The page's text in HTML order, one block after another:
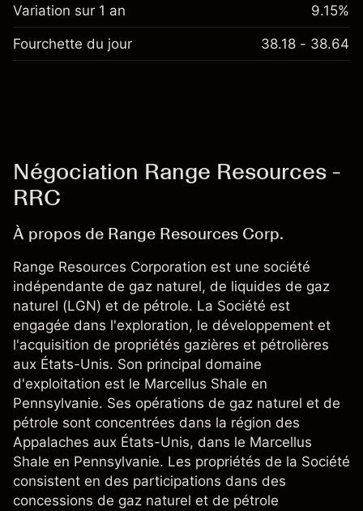
Variation sur 1 an 9.15%
Fourchette du jour 38.18 - 38.64
Négociation Range Resources -
RRC
À propos de Range Resources Corp.
Range Resources Corporation est une société
indépendante de gaz naturel, de liquides de gaz
naturel (LGN) et de pétrole. La Société est
engagée dans l'exploration, le développement et
l'acquisition de propriétés gazières et pétrolières
aux États-Unis. Son principal domaine
d'exploitation est le Marcellus Shale en
Pennsylvanie. Ses opérations de gaz naturel et de
pétrole sont concentrées dans la région des
Appalaches aux États-Unis, dans le Marcellus
Shale en Pennsylvanie. Les propriétés de la Société
consistent en des participations dans des
concessions de gaz naturel et de pétrole